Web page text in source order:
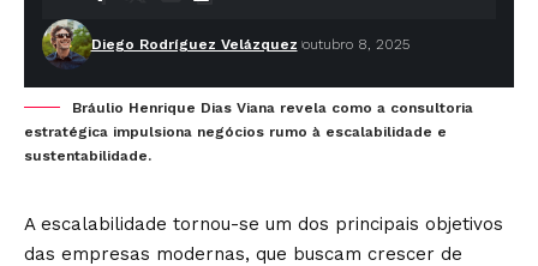
Diego Rodríguez Velázquez outubro 8, 2025
Bráulio Henrique Dias Viana revela como a consultoria
estratégica impulsiona negócios rumo à escalabilidade e
sustentabilidade.
A escalabilidade tornou-se um dos principais objetivos
das empresas modernas, que buscam crescer de